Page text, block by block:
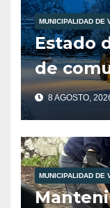
MUNICIPALIDAD DE
Estado
de
nuestra
8 AGOSTO,
MUNICIPALIDAD DE